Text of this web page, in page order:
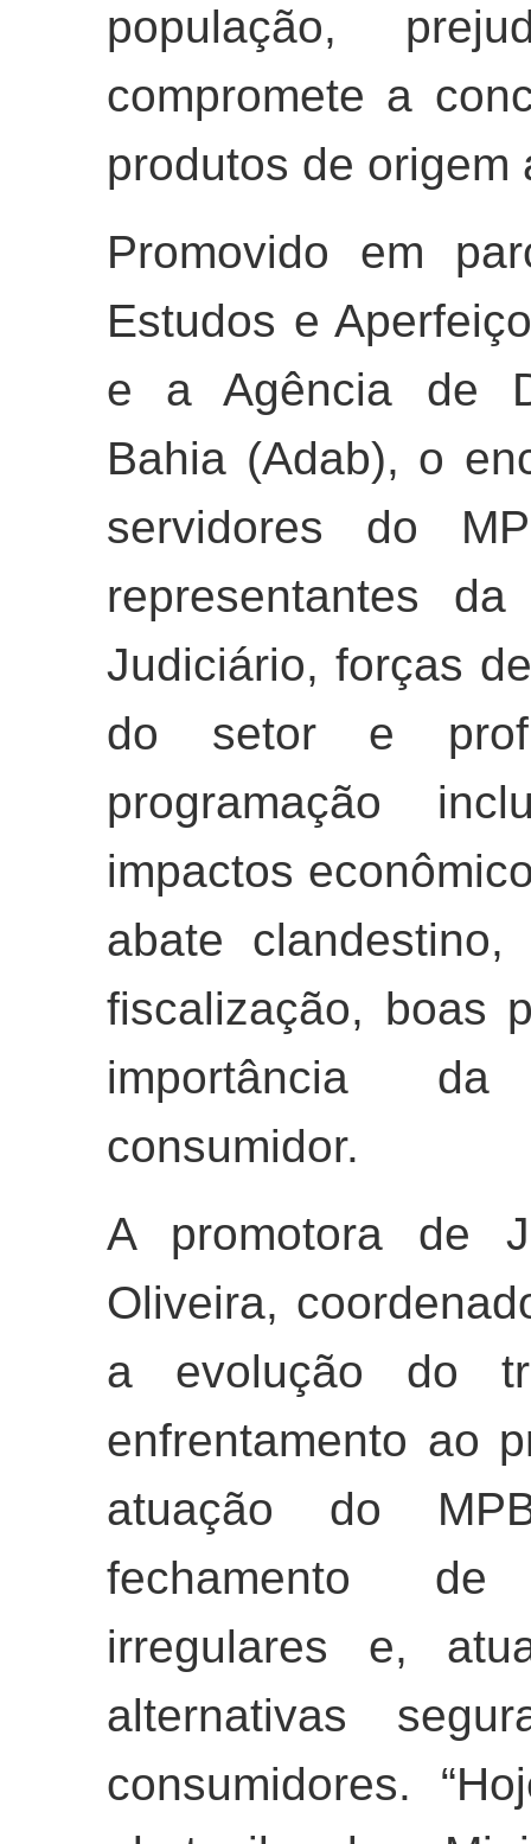
população,
compromete a
produtos de origem
Promovido em
Estudos e
e a Agência de
Bahia (Adab), o
servidores do
representantes
Judiciário, forças
do setor e
programação
impactos
abate
fiscalização, boas
importância
consumidor.
A promotora de
Oliveira,
a evolução do
enfrentamento ao
atuação do
fechamento de
irregulares e,
alternativas
consumidores.